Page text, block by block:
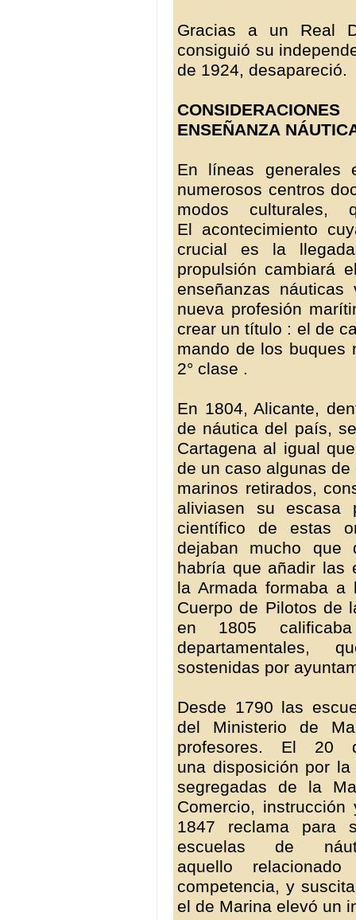
Gracias a un Real
consiguió su
de 1924, desapareció.
ENSEÑANZA
En líneas generales
numerosos centros
modos culturales,
El acontecimiento
crucial es la
propulsión cambiará
enseñanzas
nueva profesión
crear un título : el de
mando de los buques
2° clase .
En 1804, Alicante,
de náutica del país,
Cartagena al igual
de un caso algunas
marinos retirados,
aliviasen su escasa
científico de estas
dejaban mucho que
habría que añadir las
la Armada formaba a
Cuerpo de Pilotos de
en 1805
departamentales,
sostenidas por
Desde 1790 las
del Ministerio de
profesores. El 20
una disposición por
segregadas de la
Comercio,
1847 reclama para
escuelas de
aquello
competencia, y
el de Marina elevó un